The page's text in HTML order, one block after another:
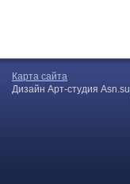
Карта сайта
Дизайн Арт-студия Asn.su